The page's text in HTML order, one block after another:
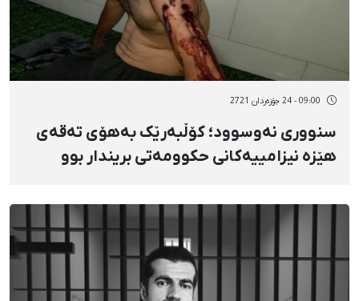
09:00 - 24 جۆزەردان 2721
سنووری نەوسوود؛ کۆڵبەرێک بەهۆی تەقەی
هێزە نیزامییەکانی حکوومەتی بریندار بوو